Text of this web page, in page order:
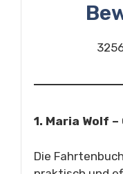
1. Maria Wolf
Die